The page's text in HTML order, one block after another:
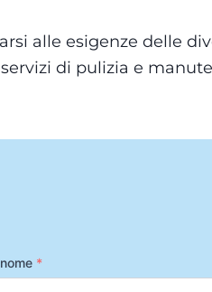
alle esigenze delle
di pulizia e
*